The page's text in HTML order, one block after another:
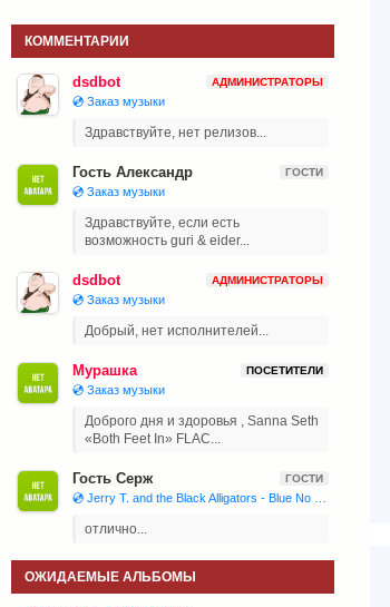
КОММЕНТАРИИ
dsdbot АДМИНИСТРАТОРЫ
💿 Заказ музыки
Здравствуйте, нет релизов...
Гость Александр ГОСТИ
💿 Заказ музыки
Здравствуйте, если есть
возможность guri & eider...
dsdbot АДМИНИСТРАТОРЫ
💿 Заказ музыки
Добрый, нет исполнителей...
Мурашка ПОСЕТИТЕЛИ
💿 Заказ музыки
Доброго дня и здоровья , Sanna Seth
«Both Feet In» FLAC...
Гость Серж ГОСТИ
отлично...
ОЖИДАЕМЫЕ АЛЬБОМЫ